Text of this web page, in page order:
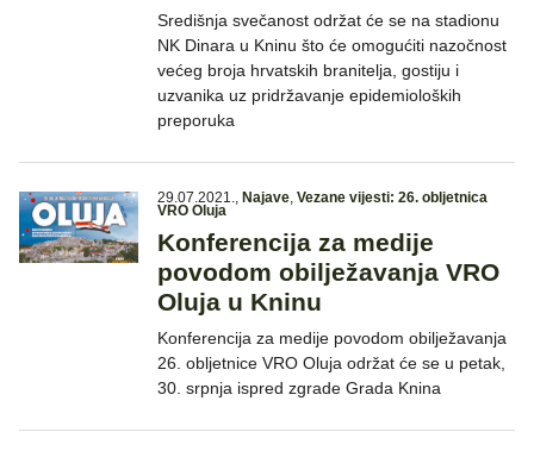
Središnja svečanost održat će se na stadionu
NK Dinara u Kninu što će omogućiti nazočnost
većeg broja hrvatskih branitelja, gostiju i
uzvanika uz pridržavanje epidemioloških
preporuka
29.07.2021., Najave, Vezane vijesti: 26. obljetnica
VRO Oluja
Konferencija za medije
povodom obilježavanja VRO
Oluja u Kninu
Konferencija za medije povodom obilježavanja
26. obljetnice VRO Oluja održat će se u petak,
30. srpnja ispred zgrade Grada Knina